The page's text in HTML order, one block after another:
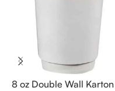
8 oz Double Wall Karton